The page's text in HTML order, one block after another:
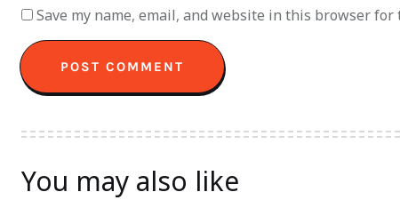
Save my name, email, and website in this browser
You may also like